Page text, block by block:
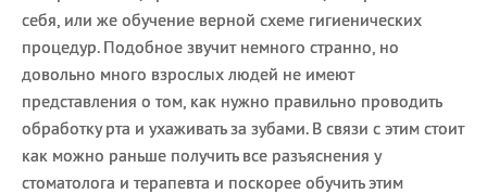
себя, или же обучение верной схеме гигиенических
процедур. Подобное звучит немного странно, но
довольно много взрослых людей не имеют
представления о том, как нужно правильно проводить
обработку рта и ухаживать за зубами. В связи с этим стоит
как можно раньше получить все разъяснения у
стоматолога и терапевта и поскорее обучить этим